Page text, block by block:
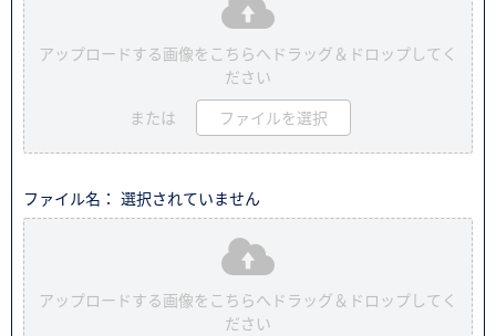
アップロードする画像をこちらへドラッグ＆ドロップしてく
ださい
または ファイルを選択
ファイル名： 選択されていません
アップロードする画像をこちらへドラッグ＆ドロップしてく
ださい